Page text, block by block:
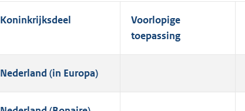
Koninkrijksdeel
Voorlopige
toepassing
Nederland (in Europa)